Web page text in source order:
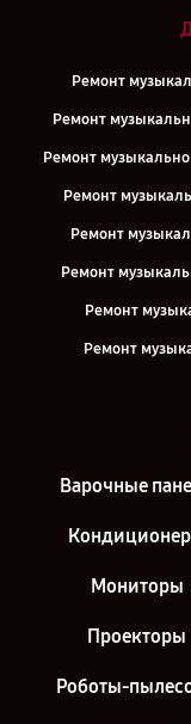
Ремонт
Ремонт
Ремонт
Ремонт
Ремонт
Ремонт
Ремонт
Ремонт
Варочные
Мониторы
Проекторы
Роботы-